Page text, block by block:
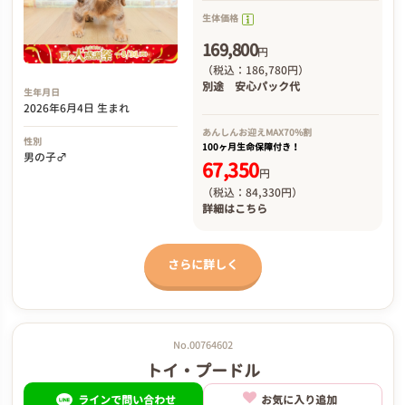
生年月日
2026年6月4日 生まれ
性別
男の子♂
生体価格
169,800円
（税込：186,780円）
別途 安心パック代
あんしんお迎え MAX70%割
100ヶ月生命保障付き！
67,350円
（税込：84,330円）
詳細はこちら
さらに詳しく
No.00764602
トイ・プードル
ラインで問い合わせ お気に入り追加